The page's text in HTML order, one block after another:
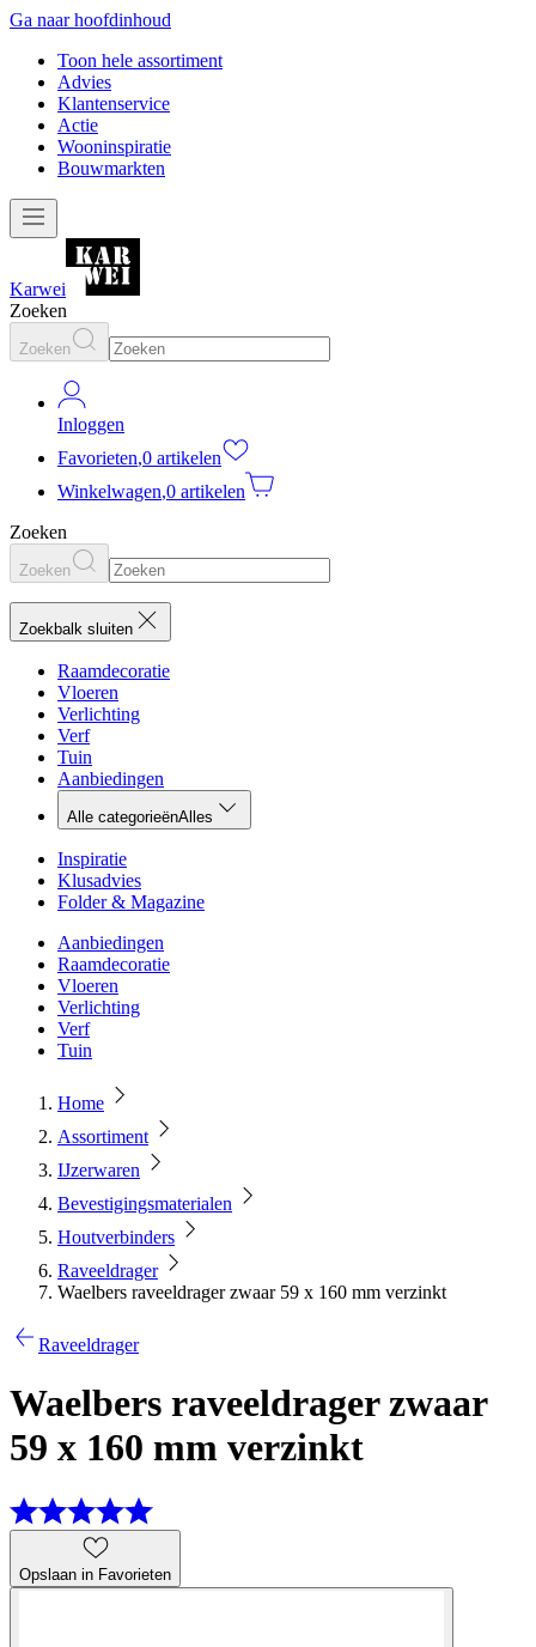
Ga naar hoofdinhoud
Toon hele assortiment
Advies
Klantenservice
Actie
Wooninspiratie
Bouwmarkten
Karwei
Zoeken
Zoeken
Inloggen
Favorieten,0 artikelen
Winkelwagen,0 artikelen
Zoeken
Zoeken
Zoekbalk sluiten
Raamdecoratie
Vloeren
Verlichting
Verf
Tuin
Aanbiedingen
Alle categorieënAlles
Inspiratie
Klusadvies
Folder & Magazine
Aanbiedingen
Raamdecoratie
Vloeren
Verlichting
Verf
Tuin
Home
Assortiment
IJzerwaren
Bevestigingsmaterialen
Houtverbinders
Raveeldrager
Waelbers raveeldrager zwaar 59 x 160 mm verzinkt
Raveeldrager
Waelbers raveeldrager zwaar
59 x 160 mm verzinkt
Opslaan in Favorieten